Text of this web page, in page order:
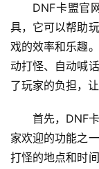
DNF卡盟官
具，它可以帮助
戏的效率和乐趣
动打怪、自动喊
了玩家的负担，
首先，DNF
家欢迎的功能之
打怪的地点和时